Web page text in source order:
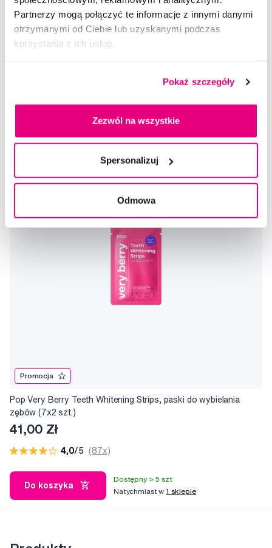
Partnerzy mogą połączyć te informacje z innymi danymi
otrzymanymi od Ciebie lub uzyskanymi podczas
korzystania z ich usług.
Pokaż szczegóły
Zezwól na wszystkie
Spersonalizuj
Odmowa
SWISSDENT WHITENING szczoteczki do zębów Soft (2+1 za
Dostępny > 5 szt
Natychmiast w1 sklepie
Promocja
Pop Very Berry Teeth Whitening Strips, paski do wybielania
zębów (7x2 szt.)
41,00 Zł
4,0/5 (87x)
Do koszyka
Dostępny > 5 szt
Natychmiast w1 sklepie